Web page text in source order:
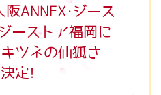
ANNEX・ジース
ーストア福岡に
ツネの仙狐さ
定！